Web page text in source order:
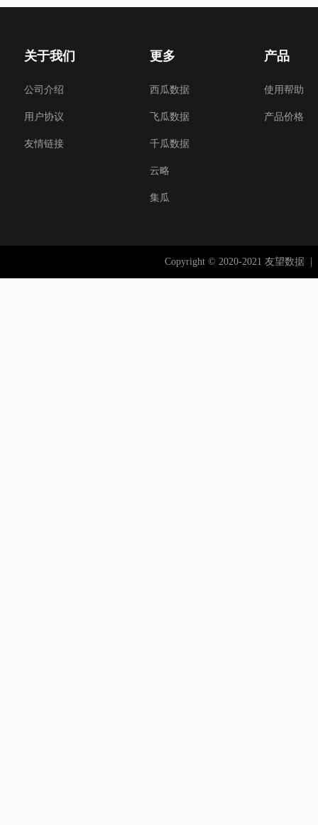
关于我们
公司介绍
用户协议
友情链接
更多
西瓜数据
飞瓜数据
千瓜数据
云略
集瓜
产品
使用帮助
产品价格
Copyright © 2020-2021 友望数据